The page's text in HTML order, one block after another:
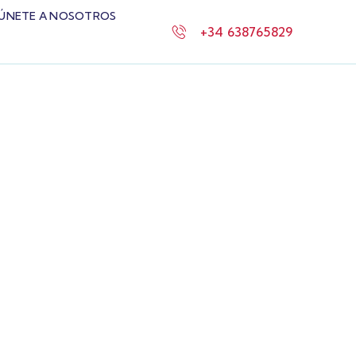
A NOSOTROS
+34 638765829